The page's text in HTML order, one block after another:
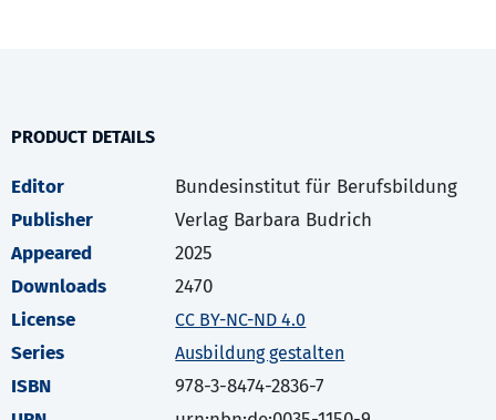
PRODUCT DETAILS
Editor
Bundesinstitut für Berufsbildung
Publisher
Verlag Barbara Budrich
Appeared
2025
Downloads
2470
License
CC BY-NC-ND 4.0
Series Ausbildung gestalten
ISBN
978-3-8474-2836-7